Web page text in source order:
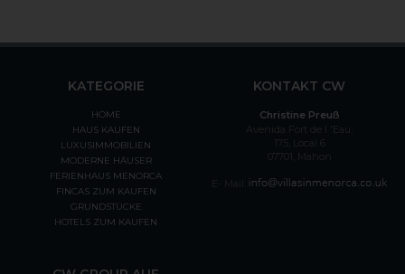
KATEGORIE
HOME
HAUS KAUFEN
LUXUSIMMOBILIEN
MODERNE HÄUSER
FERIENHAUS MENORCA
FINCAS ZUM KAUFEN
GRUNDSTÜCKE
HOTELS ZUM KAUFEN
KONTAKT CW
Christine Preuß
Avenida Fort de l 'Eau,
175, Local 6
07701, Mahon
E- Mail: